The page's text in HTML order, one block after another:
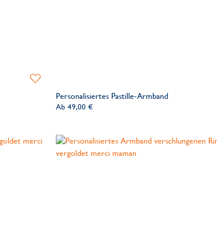
Zur
hinzufügenPersonalisiertes Pastille-Armband
Ab 49,00 €